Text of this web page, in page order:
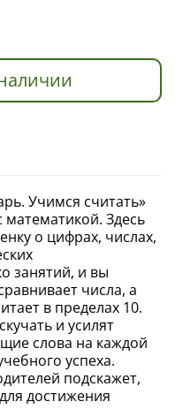
Учимся считать»
Здесь
о цифрах, числах,
занятий, и вы
числа, а
в пределах 10.
и усилят
слова на каждой
успеха.
подскажет,
достижения